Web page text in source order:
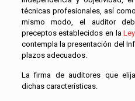
técnicas profesionales, así
mismo modo, el auditor
preceptos establecidos en la
contempla la presentación del
plazos adecuados.
La firma de auditores que
dichas características.